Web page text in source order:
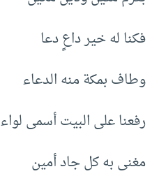
فكنا له خير داعٍ دعا
وطاف بمكة منه الدعاء
رفعنا على البيت أسمى لواء
مغنى به كل جاد أمين